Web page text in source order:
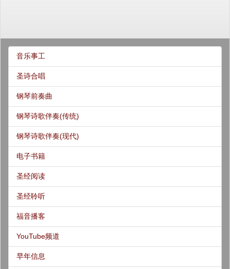
音乐事工
圣诗合唱
钢琴前奏曲
钢琴诗歌伴奏(传统)
钢琴诗歌伴奏(现代)
电子书籍
圣经阅读
圣经聆听
福音播客
YouTube频道
早年信息